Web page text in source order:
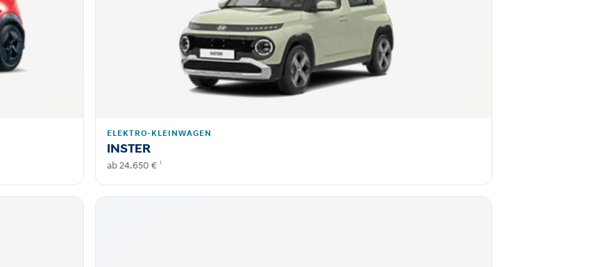
ELEKTRO-KLEINWAGEN
INSTER
ab 24.650 € 1